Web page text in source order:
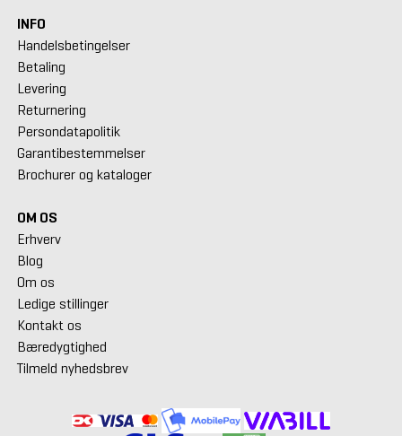
INFO
Handelsbetingelser
Betaling
Levering
Returnering
Persondatapolitik
Garantibestemmelser
Brochurer og kataloger
OM OS
Erhverv
Blog
Om os
Ledige stillinger
Kontakt os
Bæredygtighed
Tilmeld nyhedsbrev